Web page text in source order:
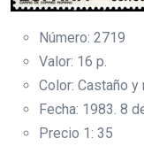
Número: 2719
Valor: 16 p.
Color: Castaño y
Fecha: 1983. 8
Precio 1: 35